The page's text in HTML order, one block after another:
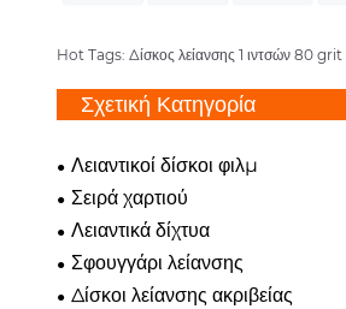
Hot Tags: Δίσκος λείανσης 1 ιντσών 80 grit
Σχετική Κατηγορία
Λειαντικοί δίσκοι φιλμ
Σειρά χαρτιού
Λειαντικά δίχτυα
Σφουγγάρι λείανσης
Δίσκοι λείανσης ακριβείας